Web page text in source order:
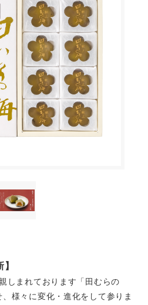
しまれております「田むらの
様々に変化・進化をして参りま